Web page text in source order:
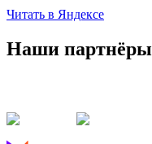
Читать в Яндексе
Наши партнёры